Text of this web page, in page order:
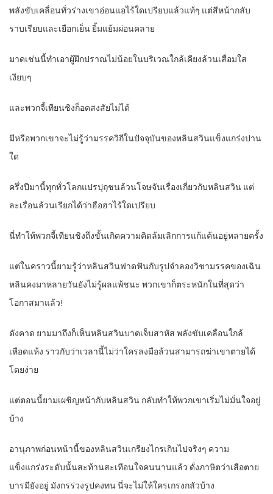
พลังขับเคลื่อนทั่วร่างเขาอ่อนแอไร้ใดเปรียบแล้วแท้ๆ แต่สีหน้ากลับ
ราบเรียบและเยือกเย็น ยิ้มแย้มผ่อนคลาย
มาดเช่นนี้ทำเอาผู้ฝึกปราณไม่น้อยในบริเวณใกล้เคียงล้วนเสื่อมใส
เงียบๆ
และพวกจี้เทียนชิงก็อดสงสัยไม่ได้
มีหรือพวกเขาจะไม่รู้ว่ามรรควิถีในปัจจุบันของหลินสวินแข็งแกร่งปาน
ใด
ครึ่งปีมานี้ทุกทั่วโลกแปรปุถุชนล้วนโจษจันเรื่องเกี่ยวกับหลินสวิน แต่
ละเรื่อนล้วนเรียกได้ว่าฮือฮาไร้ใดเปรียบ
นี่ทำให้พวกจี้เทียนชิงถึงขั้นเกิดความคิดล้มเลิกการแก้แค้นอยู่หลายครั้ง
แต่ในคราวนี้ยามรู้ว่าหลินสวินฟาดฟันกับรูปจำลองวิชามรรคของเฉิน
หลินคงมาหลายวันยังไม่รู้ผลแพ้ชนะ พวกเขาก็ตระหนักในที่สุดว่า
โอกาสมาแล้ว!
ดังคาด ยามมาถึงก็เห็นหลินสวินบาดเจ็บสาหัส พลังขับเคลื่อนใกล้
เหือดแห้ง ราวกับว่าเวลานี้ไม่ว่าใครลงมือล้วนสามารถฆ่าเขาตายได้
โดยง่าย
แต่ตอนนี้ยามเผชิญหน้ากับหลินสวิน กลับทำให้พวกเขาเริ่มไม่มั่นใจอยู่
บ้าง
อานุภาพก่อนหน้านี้ของหลินสวินเกรียงไกรเกินไปจริงๆ ความ
แข็งแกร่งระดับนั้นสะท้านสะเทือนใจคนนานแล้ว ดั่งภาษิตว่าเสือตาย
บารมียังอยู่ มังกรร่วงรูปคงทน นี่จะไม่ให้ใครเกรงกลัวบ้าง